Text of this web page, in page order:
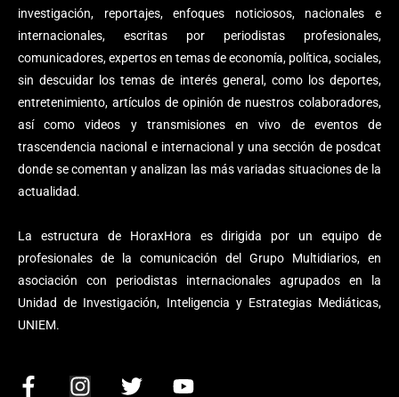
investigación, reportajes, enfoques noticiosos, nacionales e
internacionales, escritas por periodistas profesionales,
comunicadores, expertos en temas de economía, política, sociales,
sin descuidar los temas de interés general, como los deportes,
entretenimiento, artículos de opinión de nuestros colaboradores,
así como videos y transmisiones en vivo de eventos de
trascendencia nacional e internacional y una sección de posdcat
donde se comentan y analizan las más variadas situaciones de la
actualidad.
La estructura de HoraxHora es dirigida por un equipo de
profesionales de la comunicación del Grupo Multidiarios, en
asociación con periodistas internacionales agrupados en la
Unidad de Investigación, Inteligencia y Estrategias Mediáticas,
UNIEM.
F
I
T
Y